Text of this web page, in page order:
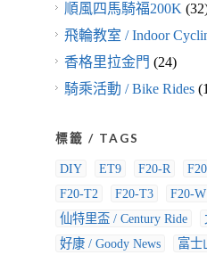
順風四馬騎福200K
飛輪教室 / Indoor
香格里拉金門 (24)
騎乘活動 / Bike Rides
標籤 / TAGS
DIY ET9 F20-R
F20-T2
F20-T3 F20-W
仙特里盃 / Century Ride
好康 / Goody News
富士